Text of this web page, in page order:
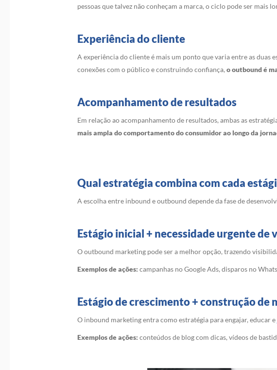
pessoas que talvez não conheçam a marca, o ciclo pode ser mais
Experiência do cliente
A experiência do cliente é mais um ponto que varia entre as duas
conexões com o público e construindo confiança, o outbound é
Acompanhamento de resultados
Em relação ao acompanhamento de resultados, ambas as
mais ampla do comportamento do consumidor ao longo da
Qual estratégia combina com cada
A escolha entre inbound e outbound depende da fase de
Estágio inicial + necessidade urgente de
O outbound marketing pode ser a melhor opção, trazendo
Exemplos de ações: campanhas no Google Ads, disparos no
Estágio de crescimento + construção de
O inbound marketing entra como estratégia para engajar, educar e
Exemplos de ações: conteúdos de blog com dicas, vídeos de